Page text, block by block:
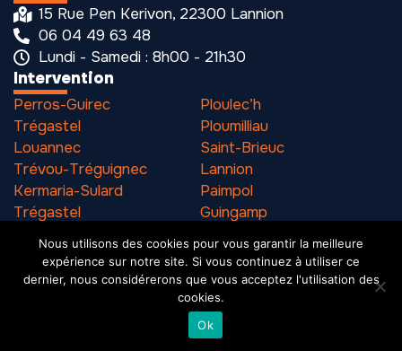
Intervention
Perros-Guirec
Trégastel
Louannec
Trévou-Tréguignec
Kermaria-Sulard
Trégastel
Pleumeur-Bodou
Ploulec’h
Ploumilliau
Saint-Brieuc
Lannion
Paimpol
Guingamp
15 Rue Pen Kerivon, 22300 Lannion
06 04 49 63 48
Lundi - Samedi : 8h00 - 21h30
Mention légalesSIREN 531 216 901
Nous utilisons des cookies pour vous garantir la meilleure
expérience sur notre site. Si vous continuez à utiliser ce
dernier, nous considérerons que vous acceptez l'utilisation des
cookies.
Ok